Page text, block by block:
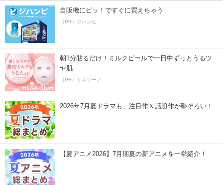
自販機にピッ！ですぐに買えちゃう
（PR）ジハンピ
朝1分貼るだけ！ミルクピールで一日中ずっとうるツ
ヤ肌
（PR）サボリーノ
2026年7月夏ドラマも、注目作＆話題作が勢ぞろい！
【夏アニメ2026】7月期夏の新アニメを一挙紹介！